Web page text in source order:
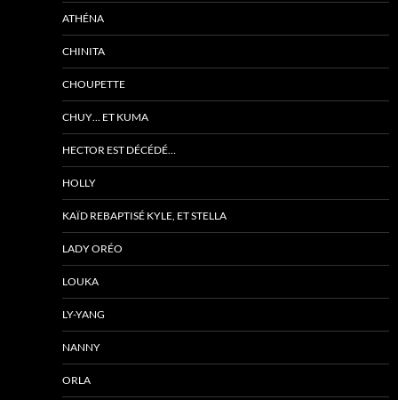
ATHÉNA
CHINITA
CHOUPETTE
CHUY… ET KUMA
HECTOR EST DÉCÉDÉ…
HOLLY
KAÏD REBAPTISÉ KYLE, ET STELLA
LADY ORÉO
LOUKA
LY-YANG
NANNY
ORLA